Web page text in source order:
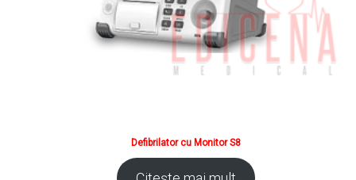
Defibrilator cu Monitor S8